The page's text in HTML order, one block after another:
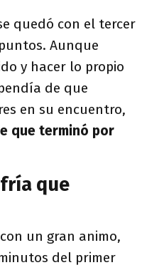
quedó con el tercer
Aunque
y hacer lo propio
de que
en su encuentro,
que terminó por
que
un gran animo,
del primer